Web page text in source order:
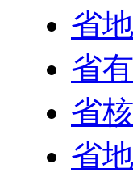
省
省
省
省